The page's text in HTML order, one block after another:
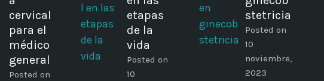
cervical
para el
médico
general
Posted on
etapas
de la
vida
Posted on
10
stetricia
Posted on
10
noviembre,
2023